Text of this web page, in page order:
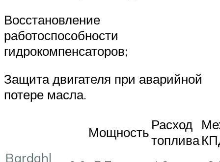
Восстановление
работоспособности
гидрокомпенсаторов;
Защита двигателя при аварийной
потере масла.
Мощность Расход
топлива
Bardahl